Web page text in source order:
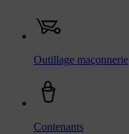
Outillage maçonnerie
Contenants